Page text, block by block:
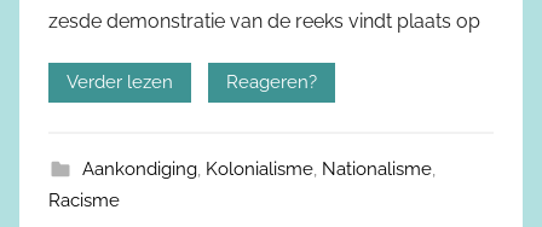
zesde demonstratie van de reeks vindt plaats op
Verder lezen Reageren?
Aankondiging, Kolonialisme, Nationalisme,
Racisme